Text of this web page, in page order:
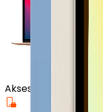
Aksesuar